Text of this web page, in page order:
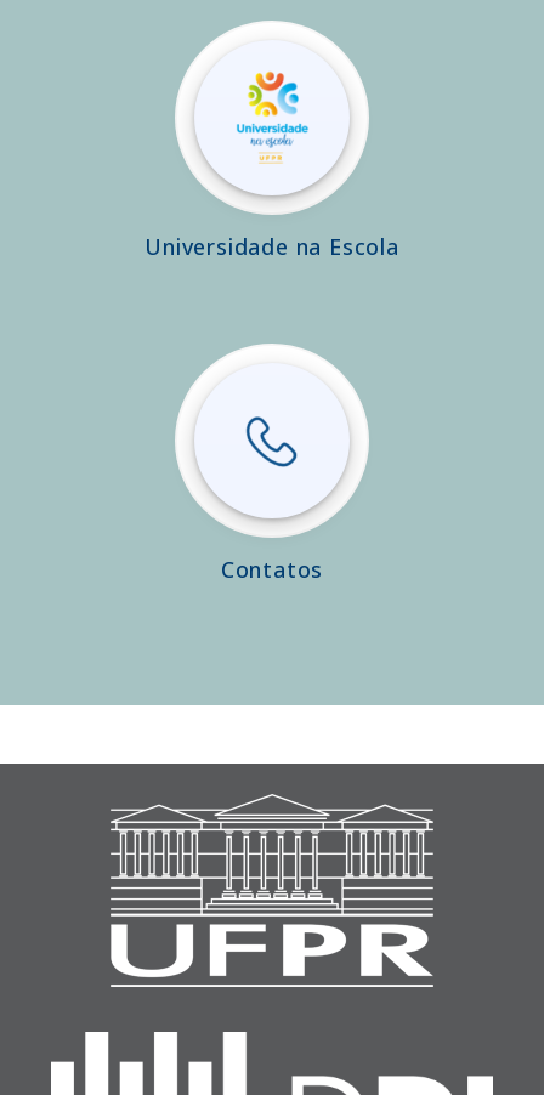
Universidade na Escola
Contatos